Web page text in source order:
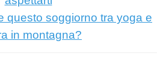
questo soggiorno tra yoga e
in montagna?